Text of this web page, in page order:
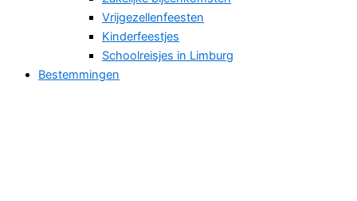
Vrijgezellenfeesten
Kinderfeestjes
Schoolreisjes in Limburg
Bestemmingen